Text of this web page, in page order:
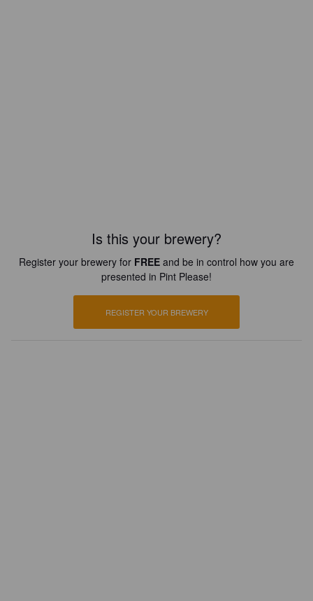
Is this your brewery?
Register your brewery for FREE and be in control how you are
presented in Pint Please!
REGISTER YOUR BREWERY